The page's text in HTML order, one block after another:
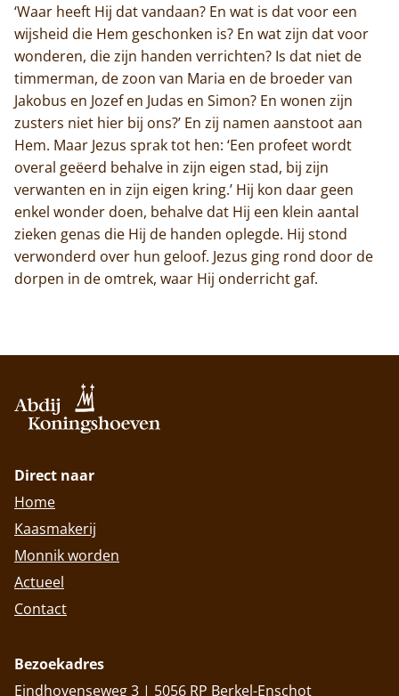
‘Waar heeft Hij dat vandaan? En wat is dat voor een
wijsheid die Hem geschonken is? En wat zijn dat voor
wonderen, die zijn handen verrichten? Is dat niet de
timmerman, de zoon van Maria en de broeder van
Jakobus en Jozef en Judas en Simon? En wonen zijn
zusters niet hier bij ons?’ En zij namen aanstoot aan
Hem. Maar Jezus sprak tot hen: ‘Een profeet wordt
overal geëerd behalve in zijn eigen stad, bij zijn
verwanten en in zijn eigen kring.’ Hij kon daar geen
enkel wonder doen, behalve dat Hij een klein aantal
zieken genas die Hij de handen oplegde. Hij stond
verwonderd over hun geloof. Jezus ging rond door de
dorpen in de omtrek, waar Hij onderricht gaf.
Direct naar
Home
Kaasmakerij
Monnik worden
Actueel
Contact
Bezoekadres
Eindhovenseweg 3 | 5056 RP Berkel-Enschot